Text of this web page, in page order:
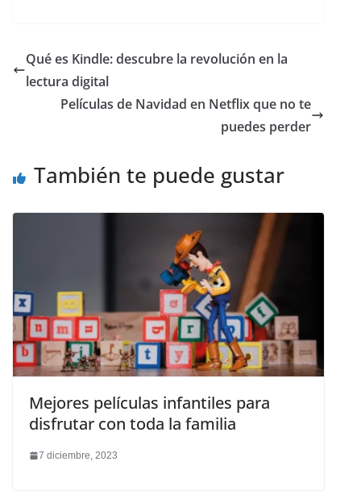
Qué es Kindle: descubre la revolución en la
lectura digital
Películas de Navidad en Netflix que no te
puedes perder
También te puede gustar
Mejores películas infantiles para
disfrutar con toda la familia
7 diciembre, 2023